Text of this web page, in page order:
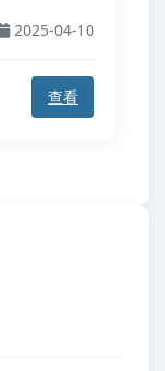
2025-04-10
查看